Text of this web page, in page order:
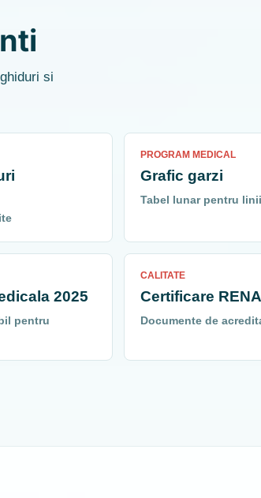
si
PROGRAM MEDICAL
Grafic garzi
Tabel lunar pentru
2025
pentru
CALITATE
Certificare
Documente de